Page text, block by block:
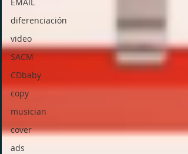
diferenciación
video
SACM
CDbaby
copy
musician
cover
ads